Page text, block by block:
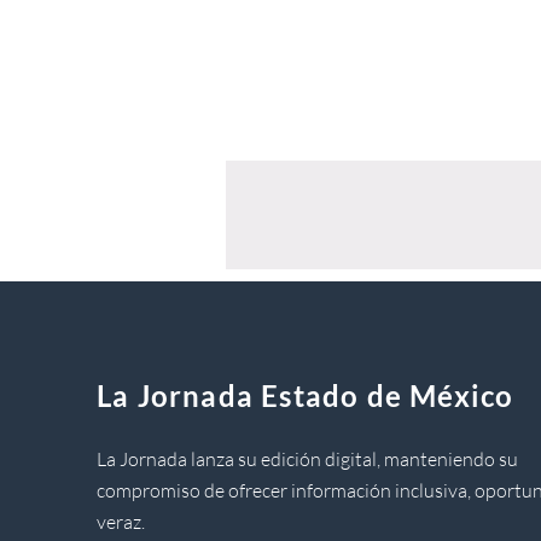
La Jornada Estado de México
La Jornada lanza su edición digital, manteniendo su
compromiso de ofrecer información inclusiva,
veraz.